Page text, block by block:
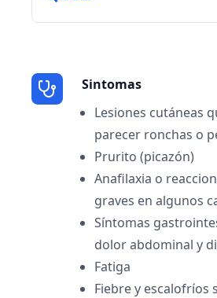
Sintomas
Lesiones cutáneas
parecer ronchas o
Prurito (picazón)
Anafilaxia o
graves en algunos
Síntomas
dolor abdominal y
Fatiga
Fiebre y escalofríos